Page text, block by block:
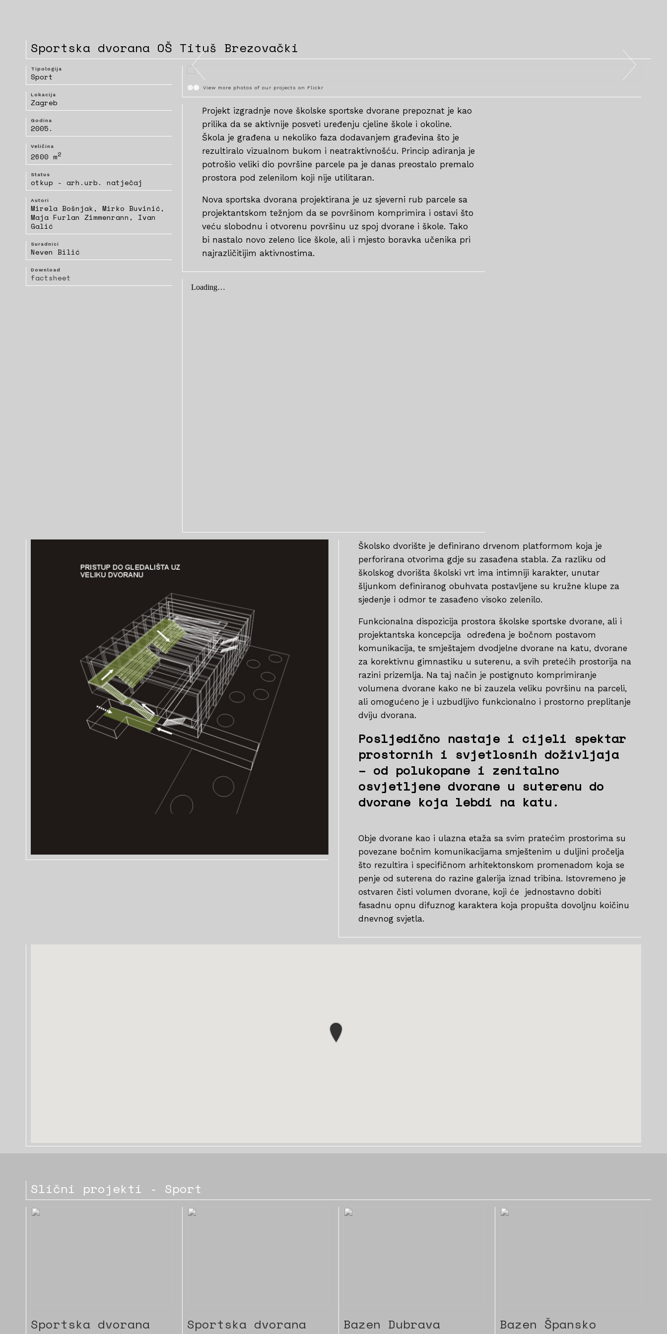
Sportska dvorana OŠ Tituš Brezovački
Tipologija
Sport
Lokacija
Zagreb
Godina
2005.
Veličina
2600 m2
Status
otkup - arh.urb. natječaj
Autori
Mirela Bošnjak, Mirko Buvinić,
Maja Furlan Zimmenrann, Ivan
Galić
Suradnici
Neven Bilić
Download
factsheet
View more photos of our projects on Flickr
Projekt izgradnje nove školske sportske dvorane prepoznat je kao
prilika da se aktivnije posveti uređenju cjeline škole i okoline.
Škola je građena u nekoliko faza dodavanjem građevina što je
rezultiralo vizualnom bukom i neatraktivnošću. Princip adiranja je
potrošio veliki dio površine parcele pa je danas preostalo premalo
prostora pod zelenilom koji nije utilitaran.
Nova sportska dvorana projektirana je uz sjeverni rub parcele sa
projektantskom težnjom da se površinom komprimira i ostavi što
veću slobodnu i otvorenu površinu uz spoj dvorane i škole. Tako
bi nastalo novo zeleno lice škole, ali i mjesto boravka učenika pri
najrazličitijim aktivnostima.
Školsko dvorište je definirano drvenom platformom koja je
perforirana otvorima gdje su zasađena stabla. Za razliku od
školskog dvorišta školski vrt ima intimniji karakter, unutar
šljunkom definiranog obuhvata postavljene su kružne klupe za
sjedenje i odmor te zasađeno visoko zelenilo.
Funkcionalna dispozicija prostora školske sportske dvorane, ali i
projektantska koncepcija određena je bočnom postavom
komunikacija, te smještajem dvodjelne dvorane na katu, dvorane
za korektivnu gimnastiku u suterenu, a svih pretećih prostorija na
razini prizemlja. Na taj način je postignuto komprimiranje
volumena dvorane kako ne bi zauzela veliku površinu na parceli,
ali omogućeno je i uzbudljivo funkcionalno i prostorno preplitanje
dviju dvorana.
Posljedično nastaje i cijeli spektar
prostornih i svjetlosnih doživljaja
– od polukopane i zenitalno
osvjetljene dvorane u suterenu do
dvorane koja lebdi na katu.
Obje dvorane kao i ulazna etaža sa svim pratećim prostorima su
povezane bočnim komunikacijama smještenim u duljini pročelja
što rezultira i specifičnom arhitektonskom promenadom koja se
penje od suterena do razine galerija iznad tribina. Istovremeno je
ostvaren čisti volumen dvorane, koji će jednostavno dobiti
fasadnu opnu difuznog karaktera koja propušta dovoljnu koičinu
dnevnog svjetla.
Slični projekti - Sport
Sportska dvorana
Sportska dvorana
Bazen Dubrava
Bazen Špansko